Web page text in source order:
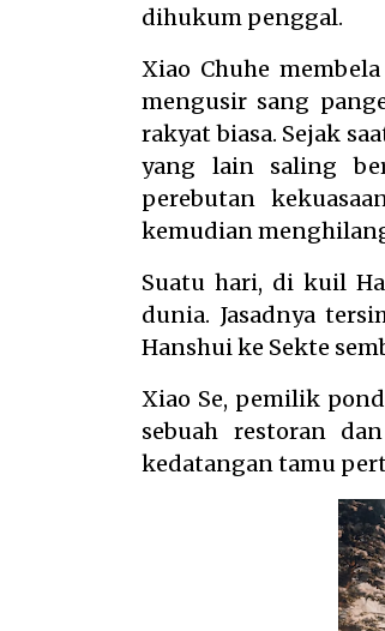
dihukum penggal.
Xiao Chuhe
mengusir sang
rakyat biasa. Sejak
yang lain saling
perebutan
kemudian
Suatu hari, di kuil
dunia. Jasadnya
Hanshui ke Sekte
Xiao Se, pemilik
sebuah restoran
kedatangan tamu